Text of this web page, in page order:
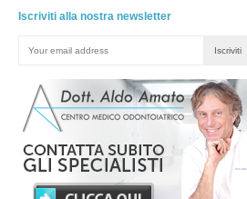
Iscriviti alla nostra newsletter